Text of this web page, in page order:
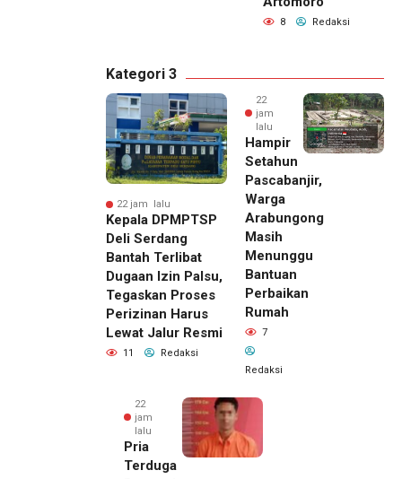
8 Redaksi
Kategori 3
22 jam lalu
Kepala DPMPTSP
Deli Serdang
Bantah Terlibat
Dugaan Izin Palsu,
Tegaskan Proses
Perizinan Harus
Lewat Jalur Resmi
11 Redaksi
22
jam
lalu
Hampir
Setahun
Pascabanjir,
Warga
Arabungong
Masih
Menunggu
Bantuan
Perbaikan
Rumah
7
Redaksi
22
jam
lalu
Pria
Terduga